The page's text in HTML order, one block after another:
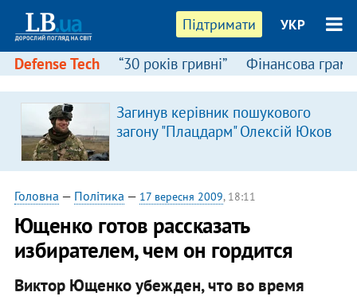
Підтримати УКР
Defense Tech “30 років гривні” Фінансова
Загинув керівник пошукового
загону "Плацдарм" Олексій Юков
Головна — Політика — 17 вересня 2009, 18:11
Ющенко готов рассказать
избирателем, чем он гордится
Виктор Ющенко убежден, что во время